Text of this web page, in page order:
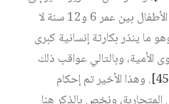
أن ما يزيد على 52 بالمئة من الأطفال بين عمر 6 و12 سنة لا
ما ينذر بكارثة إنسانية كبرى
الأمية، وبالتالي عواقب ذلك
. وهذا الأخير تم إحكام